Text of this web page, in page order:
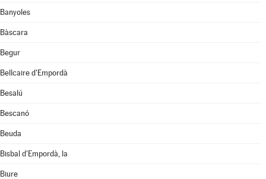
Banyoles
Bàscara
Begur
Bellcaire d'Empordà
Besalú
Bescanó
Beuda
Bisbal d'Empordà, la
Biure